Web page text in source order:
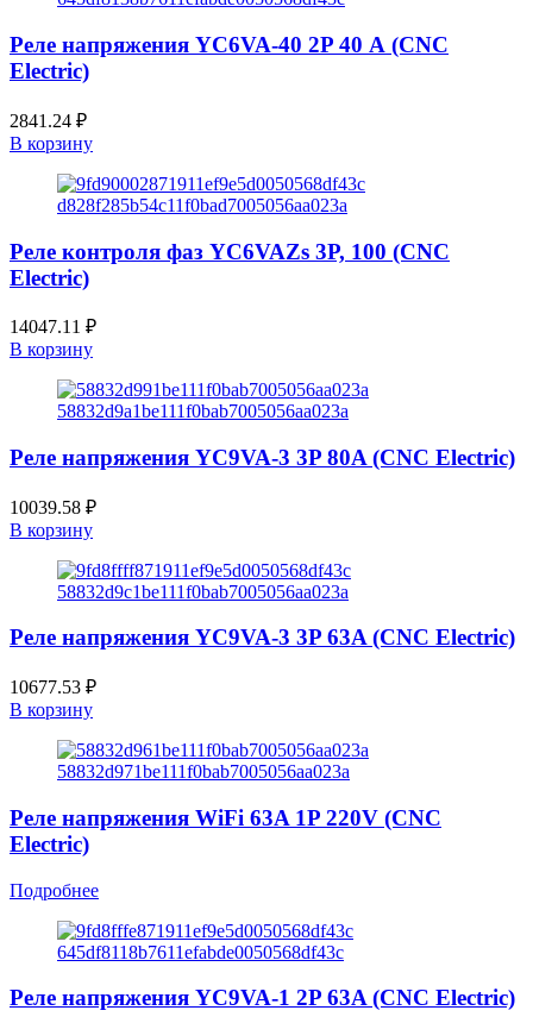
Реле напряжения YC6VA-40 2P 40 А (CNC
Electric)
2841.24 ₽
В корзину
Реле контроля фаз YC6VAZs 3P, 100 (CNC
Electric)
14047.11 ₽
В корзину
Реле напряжения YC9VA-3 3P 80A (CNC Electric)
10039.58 ₽
В корзину
Реле напряжения YC9VA-3 3P 63A (CNC Electric)
10677.53 ₽
В корзину
Реле напряжения WiFi 63A 1P 220V (CNC
Electric)
Подробнее
Реле напряжения YC9VA-1 2P 63A (CNC Electric)